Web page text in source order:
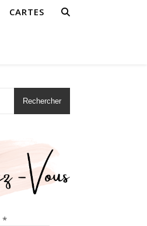
CARTES
Rechercher
*